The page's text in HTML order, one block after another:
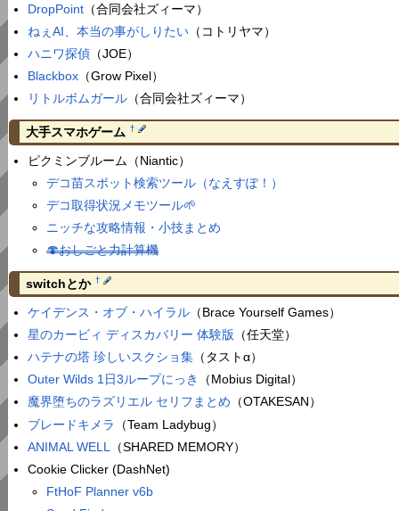
DropPoint（合同会社ズィーマ）
ねぇAI、本当の事がしりたい（コトリヤマ）
ハニワ探偵（JOE）
Blackbox（Grow Pixel）
リトルボムガール（合同会社ズィーマ）
大手スマホゲーム †
ピクミンブルーム（Niantic）
デコ苗スポット検索ツール（なえすぽ！）
デコ取得状況メモツール🌱
ニッチな攻略情報・小技まとめ
🍄おしごと力計算機
switchとか †
ケイデンス・オブ・ハイラル（Brace Yourself Games）
星のカービィ ディスカバリー 体験版 （任天堂）
ハテナの塔 珍しいスクショ集（タストα）
Outer Wilds 1日3ループにっき
（Mobius Digital）
魔界堕ちのラズリエル セリフまとめ （OTAKESAN）
ブレードキメラ （Team Ladybug）
ANIMAL WELL
（SHARED MEMORY）
Cookie Clicker (DashNet)
FtHoF Planner v6b